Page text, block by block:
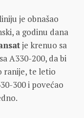
je obnašao
a godinu dana
je krenuo sa
A330-200, da bi
ranije, te letio
300 i povećao